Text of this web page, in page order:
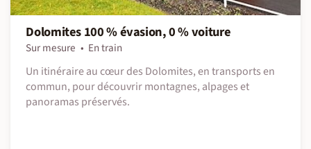
Dolomites 100 % évasion, 0 % voiture
Sur mesure
En train
Un itinéraire au cœur des Dolomites, en transports en
commun, pour découvrir montagnes, alpages et
panoramas préservés.